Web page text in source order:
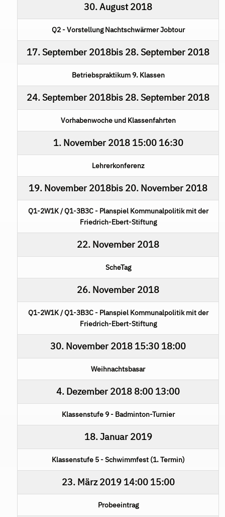
30. August 2018
Q2 - Vorstellung Nachtschwärmer Jobtour
17. September 2018bis 28. September 2018
Betriebspraktikum 9. Klassen
24. September 2018bis 28. September 2018
Vorhabenwoche und Klassenfahrten
1. November 201815:00 16:30
Lehrerkonferenz
19. November 2018bis 20. November 2018
Q1-2W1K / Q1-3B3C - Planspiel Kommunalpolitik mit der
Friedrich-Ebert-Stiftung
22. November 2018
ScheTag
26. November 2018
Q1-2W1K / Q1-3B3C - Planspiel Kommunalpolitik mit der
Friedrich-Ebert-Stiftung
30. November 2018 15:30 18:00
Weihnachtsbasar
4. Dezember 2018 8:00 13:00
Klassenstufe 9 - Badminton-Turnier
18. Januar 2019
Klassenstufe 5 - Schwimmfest (1. Termin)
23. März 201914:00 15:00
Probeeintrag